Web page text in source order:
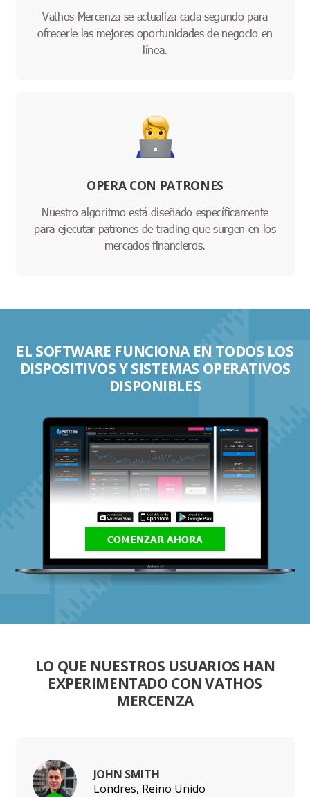
Vathos Mercenza se actualiza cada segundo para
ofrecerle las mejores oportunidades de negocio en
línea.
OPERA CON PATRONES
Nuestro algoritmo está diseñado específicamente
para ejecutar patrones de trading que surgen en los
mercados financieros.
EL SOFTWARE FUNCIONA EN TODOS LOS
DISPOSITIVOS Y SISTEMAS OPERATIVOS
DISPONIBLES
COMENZAR AHORA
LO QUE NUESTROS USUARIOS HAN
EXPERIMENTADO CON VATHOS
MERCENZA
JOHN SMITH
Londres, Reino Unido